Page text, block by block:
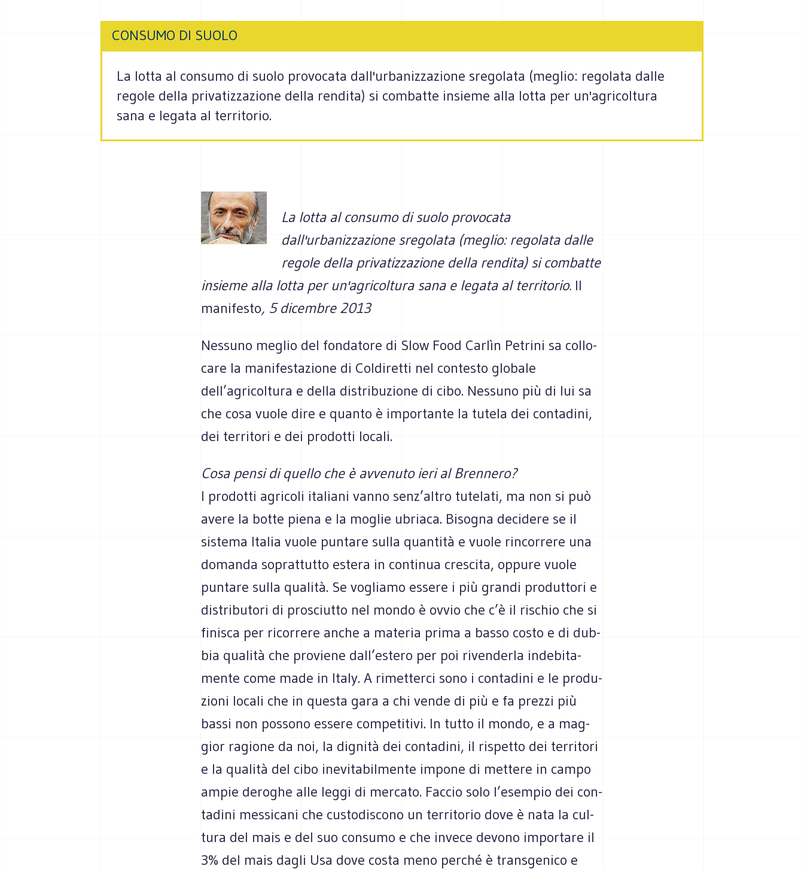
CONSUMO DI SUOLO
La lotta al consumo di suolo provocata dall'urbanizzazione sregolata (meglio: regolata dalle
regole della privatizzazione della rendita) si combatte insieme alla lotta per un'agricoltura
sana e legata al territorio.
La lotta al consumo di suolo provocata
dall'urbanizzazione sregolata (meglio: regolata dalle
regole della privatizzazione della rendita) si combatte
insieme alla lotta per un'agricoltura sana e legata al territorio. Il
manifesto, 5 dicembre 2013
Nes­suno meglio del fon­da­tore di Slow Food Car­lìn Petrini sa col­lo­
care la mani­fe­sta­zione di Col­di­retti nel con­te­sto glo­bale
dell’agricoltura e della distri­bu­zione di cibo. Nes­suno più di lui sa
che cosa vuole dire e quanto è impor­tante la tutela dei con­ta­dini,
dei ter­ri­tori e dei pro­dotti locali.
Cosa pensi di quello che è avve­nuto ieri al Bren­nero?
I pro­dotti agri­coli ita­liani vanno senz’altro tute­lati, ma non si può
avere la botte piena e la moglie ubriaca. Biso­gna deci­dere se il
sistema Ita­lia vuole pun­tare sulla quan­tità e vuole rin­cor­rere una
domanda soprat­tutto estera in con­ti­nua cre­scita, oppure vuole
pun­tare sulla qua­lità. Se vogliamo essere i più grandi pro­dut­tori e
distri­bu­tori di pro­sciutto nel mondo è ovvio che c’è il rischio che si
fini­sca per ricor­rere anche a mate­ria prima a basso costo e di dub­
bia qua­lità che pro­viene dall’estero per poi riven­derla inde­bi­ta­
mente come made in Italy. A rimet­terci sono i con­ta­dini e le pro­du­
zioni locali che in que­sta gara a chi vende di più e fa prezzi più
bassi non pos­sono essere com­pe­ti­tivi. In tutto il mondo, e a mag­
gior ragione da noi, la dignità dei con­ta­dini, il rispetto dei ter­ri­tori
e la qua­lità del cibo ine­vi­ta­bil­mente impone di met­tere in campo
ampie dero­ghe alle leggi di mer­cato. Fac­cio solo l’esempio dei con­
ta­dini mes­si­cani che custo­di­scono un ter­ri­to­rio dove è nata la cul­
tura del mais e del suo con­sumo e che invece devono impor­tare il
3% del mais dagli Usa dove costa meno per­ché è tran­sge­nico e